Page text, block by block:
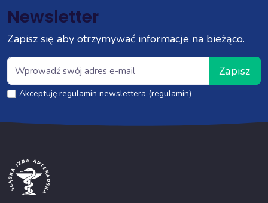
Newsletter
Zapisz się aby otrzymywać informacje na bieżąco.
Zapisz
Akceptuję regulamin newslettera (regulamin)